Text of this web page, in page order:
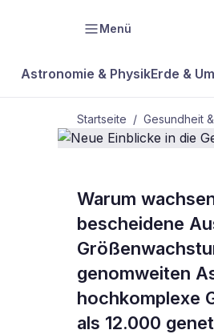
Menü
Astronomie & PhysikErde &
Startseite / Gesundheit
GESUNDHEIT &
Warum
bescheidene
genomweiten
hochkomplexe
als 12.000